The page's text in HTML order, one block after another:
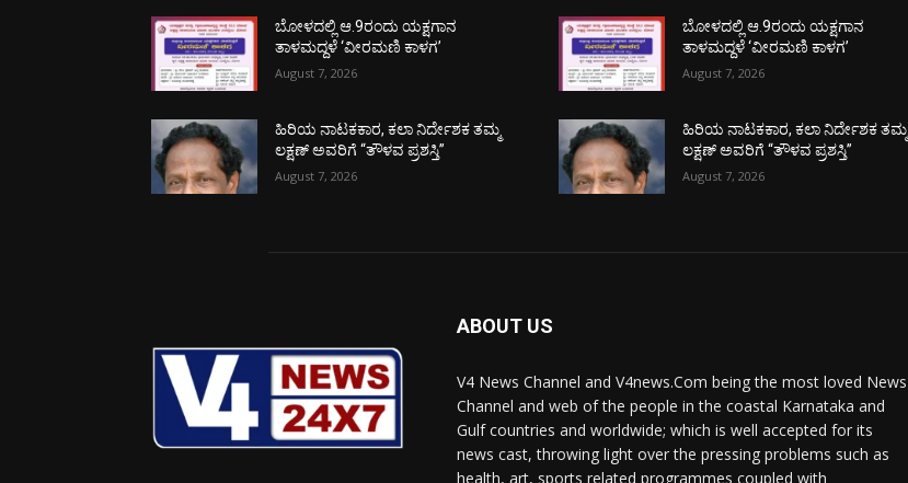
ಬೋಳದಲ್ಲಿ ಆ.9ರಂದು ಯಕ್ಷಗಾನ
ತಾಳಮದ್ದಳೆ ‘ವೀರಮಣಿ ಕಾಳಗ’
August 7, 2026
ಹಿರಿಯ ನಾಟಕಕಾರ, ಕಲಾ ನಿರ್ದೇಶಕ ತಮ್ಮ
ಲಕ್ಷಣ್ ಅವರಿಗೆ “ತೌಳವ ಪ್ರಶಸ್ತಿ”
August 7, 2026
ಬೋಳದಲ್ಲಿ ಆ.9ರಂದು ಯಕ್ಷಗಾನ
ತಾಳಮದ್ದಳೆ ‘ವೀರಮಣಿ ಕಾಳಗ’
August 7, 2026
ಹಿರಿಯ ನಾಟಕಕಾರ, ಕಲಾ ನಿರ್ದೇಶಕ ತಮ್ಮ
ಲಕ್ಷಣ್ ಅವರಿಗೆ “ತೌಳವ ಪ್ರಶಸ್ತಿ”
August 7, 2026
ABOUT US
V4 News Channel and V4news.Com being the most loved News
Channel and web of the people in the coastal Karnataka and
Gulf countries and worldwide; which is well accepted for its
news cast, throwing light over the pressing problems such as
health, art, sports related programmes coupled with